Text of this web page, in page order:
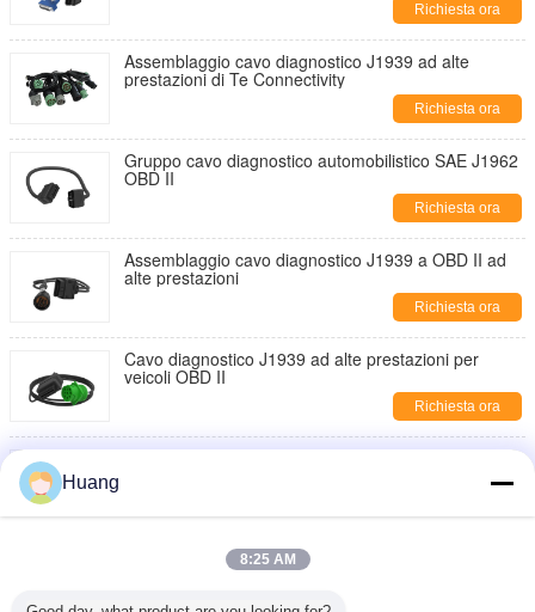
Richiesta ora
Assemblaggio cavo diagnostico J1939 ad alte
prestazioni di Te Connectivity
Richiesta ora
Gruppo cavo diagnostico automobilistico SAE J1962
OBD II
Richiesta ora
Assemblaggio cavo diagnostico J1939 a OBD II ad
alte prestazioni
Richiesta ora
Cavo diagnostico J1939 ad alte prestazioni per
veicoli OBD II
Richiesta ora
Cavo diagnostico J1939 a OBD II femmina premium
Huang
8:25 AM